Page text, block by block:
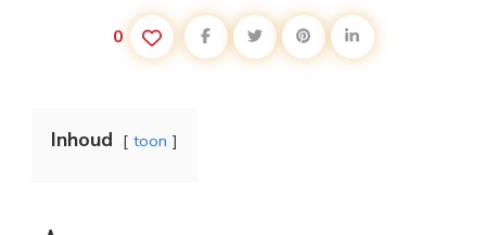
0
Inhoud toon